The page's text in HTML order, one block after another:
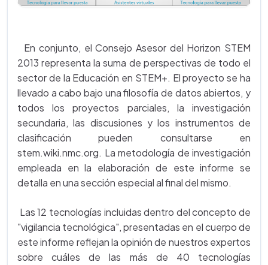
En conjunto, el Consejo Asesor del Horizon STEM
2013 representa la suma de perspectivas de todo el
sector de la Educación en STEM+. El proyecto se ha
llevado a cabo bajo una filosofía de datos abiertos, y
todos los proyectos parciales, la investigación
secundaria, las discusiones y los instrumentos de
clasificación pueden consultarse en
stem.wiki.nmc.org. La metodología de investigación
empleada en la elaboración de este informe se
detalla en una sección especial al final del mismo.
Las 12 tecnologías incluidas dentro del concepto de
"vigilancia tecnológica", presentadas en el cuerpo de
este informe reflejan la opinión de nuestros expertos
sobre cuáles de las más de 40 tecnologías